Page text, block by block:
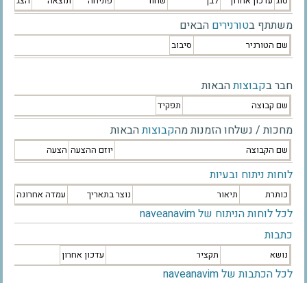
משתתף בטורנירים הבאים
שם הטורניר סיבוב
חבר בקבוצותהבאות
שם קבוצה תפקיד
מחכות / נשלחו הזמנות מהקבוצותהבאות
שם הקבוצה יוזם ההצעה הצעה
לוחות ניתוח ובעיות
כותרת תיאור נוצר בתאריך עמדה אחרונה
לכל לוחות הניתוח של naveanavim
כתבות
נושא תקציר עדכון אחרון
לכל הכתבות של naveanavim